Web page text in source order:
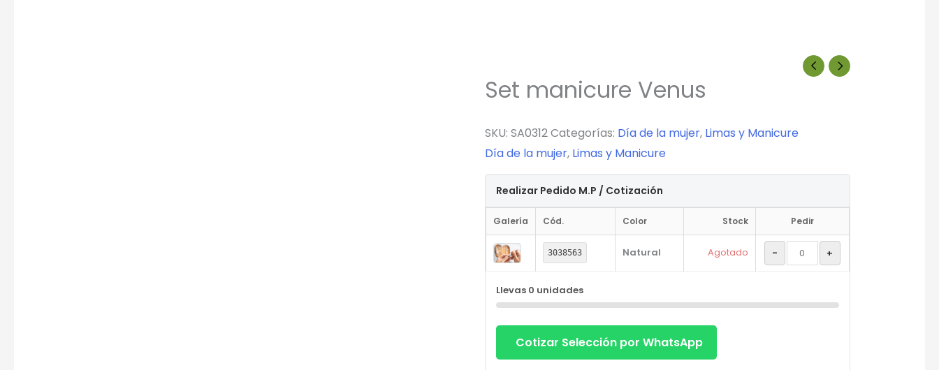
Set manicure Venus
SKU: SA0312Categorías: Día de la mujer, Limas y Manicure
Día de la mujer, Limas y Manicure
Realizar Pedido M.P / Cotización
Galería Cód. Color Stock Pedir
3038563 Natural Agotado - +
Llevas 0 unidades
Cotizar Selección por WhatsApp